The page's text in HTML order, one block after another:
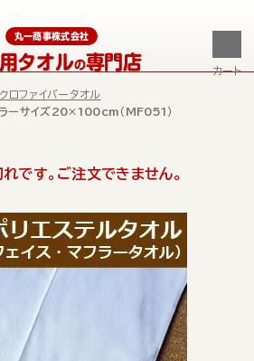
丸一商事株式会社
タオルの専門店 カート
ロファイバータオル
ラーサイズ20×100cm（MF051）
です。ご注文できません。